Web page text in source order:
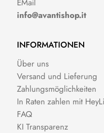
info@avantishop.it
INFORMATIONEN
Über uns
Versand und Lieferung
Zahlungsmöglichkeiten
In Raten zahlen mit
FAQ
KI Transparenz